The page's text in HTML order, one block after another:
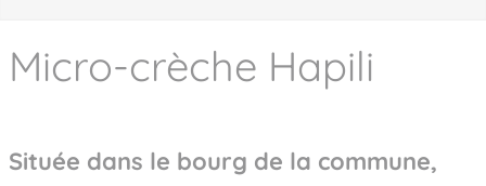
Micro-crèche Hapili
Située dans le bourg de la commune,